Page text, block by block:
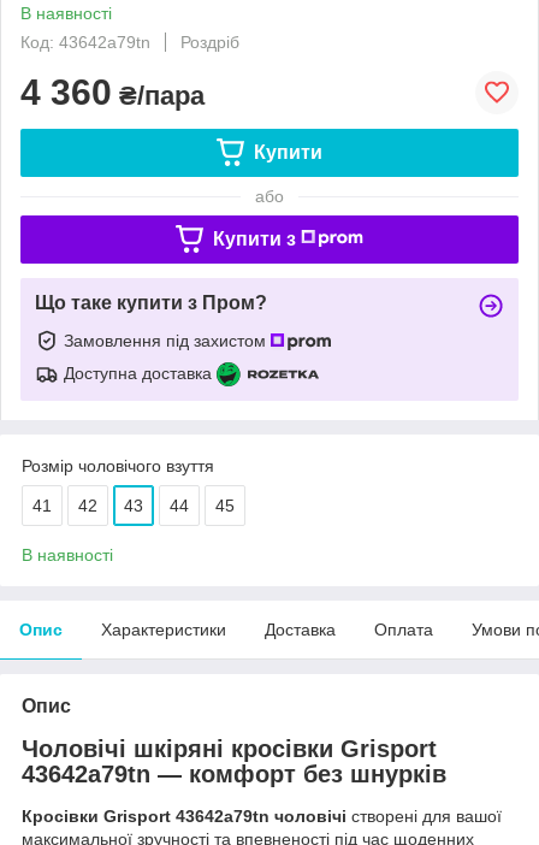
В наявності
Код: 43642a79tn
Роздріб
4 360 ₴/пара
Купити
або
Купити з
Що таке купити з Пром?
Замовлення під захистом
Доступна доставка
Розмір чоловічого взуття
41 42 43 44 45
В наявності
Опис Характеристики Доставка Оплата Умови
Опис
Чоловічі шкіряні кросівки Grisport
43642a79tn — комфорт без шнурків
Кросівки Grisport 43642a79tn чоловічі створені для вашої
максимальної зручності та впевненості під час щоденних